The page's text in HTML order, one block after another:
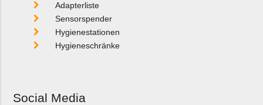
Adapterliste
Sensorspender
Hygienestationen
Hygieneschränke
Social Media